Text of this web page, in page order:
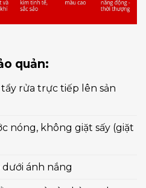
quản:
rửa trực tiếp lên sản
nóng, không giặt sấy (giặt
ánh nắng